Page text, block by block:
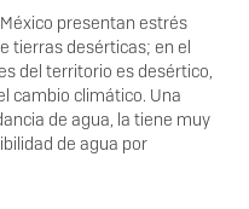
presentan estrés
tierras desérticas; en el
del territorio es desértico,
cambio climático. Una
de agua, la tiene muy
de agua por